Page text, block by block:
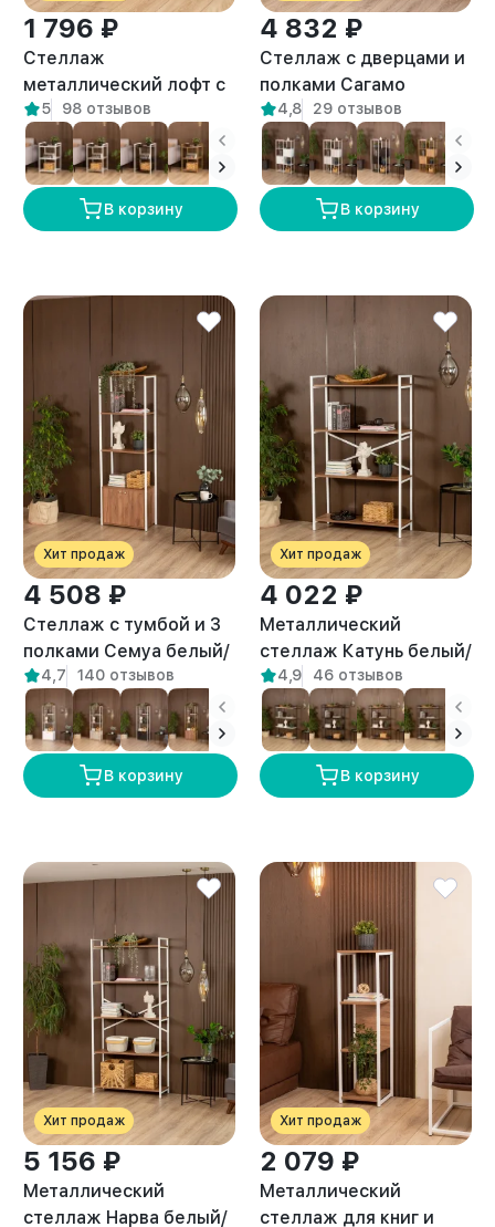
1 796 ₽
Стеллаж
металлический лофт с
полками Двина белый/
амаретто
5 98 отзывов
В корзину
4 832 ₽
Стеллаж с дверцами и
полками Сагамо
белый/амаретто
4,8 29 отзывов
В корзину
Хит продаж
4 508 ₽
Стеллаж с тумбой и 3
полками Семуа белый/
амаретто
4,7 140 отзывов
В корзину
Хит продаж
4 022 ₽
Металлический
стеллаж Катунь белый/
амаретто
4,9 46 отзывов
В корзину
Хит продаж
5 156 ₽
Металлический
стеллаж Нарва белый/
Хит продаж
2 079 ₽
Металлический
стеллаж для книг и